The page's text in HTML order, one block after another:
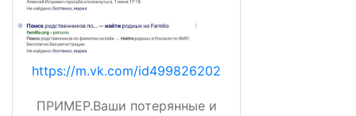
https://m.vk.com/id499826202
ПРИМЕР.Ваши потерянные и